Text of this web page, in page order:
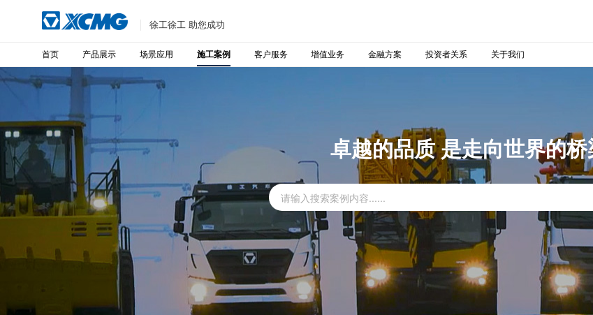
徐工徐工 助您成功
首页 产品展示 场景应用 施工案例 客户服务 增值业务 金融方案 投资者关系 关于我们
卓越的品质 是走向世界的